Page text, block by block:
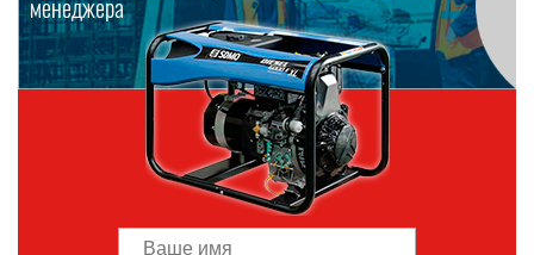
менеджера